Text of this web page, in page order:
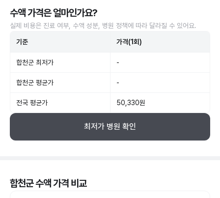
수액 가격은 얼마인가요?
실제 비용은 진료 여부, 수액 성분, 병원 정책에 따라 달라질 수 있어요.
기준 가격(1회)
합천군 최저가 -
합천군 평균가 -
전국 평균가 50,330원
최저가 병원 확인
합천군 수액 가격 비교